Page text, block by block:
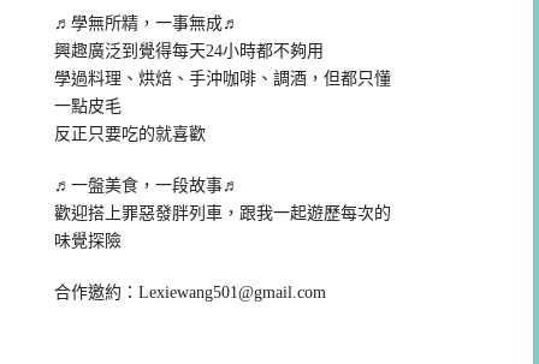
♬學無所精，一事無成♬
興趣廣泛到覺得每天24小時都不夠用
學過料理、烘焙、手沖咖啡、調酒，但都只懂
一點皮毛
反正只要吃的就喜歡
♬一盤美食，一段故事♬
歡迎搭上罪惡發胖列車，跟我一起遊歷每次的
味覺探險
合作邀約：Lexiewang501@gmail.com